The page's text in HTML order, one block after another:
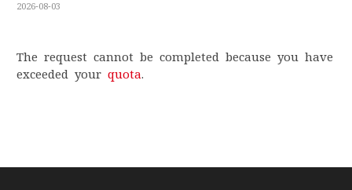
2026-08-03
The request cannot be completed because you have
exceeded your quota.